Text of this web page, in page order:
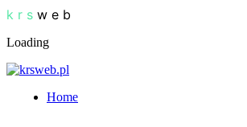
k r s w e b
Loading
Home